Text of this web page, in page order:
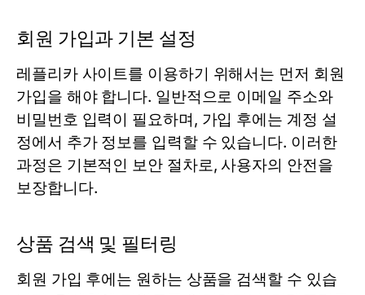
회원 가입과 기본 설정
레플리카 사이트를 이용하기 위해서는 먼저 회원
가입을 해야 합니다. 일반적으로 이메일 주소와
비밀번호 입력이 필요하며, 가입 후에는 계정 설
정에서 추가 정보를 입력할 수 있습니다. 이러한
과정은 기본적인 보안 절차로, 사용자의 안전을
보장합니다.
상품 검색 및 필터링
회원 가입 후에는 원하는 상품을 검색할 수 있습